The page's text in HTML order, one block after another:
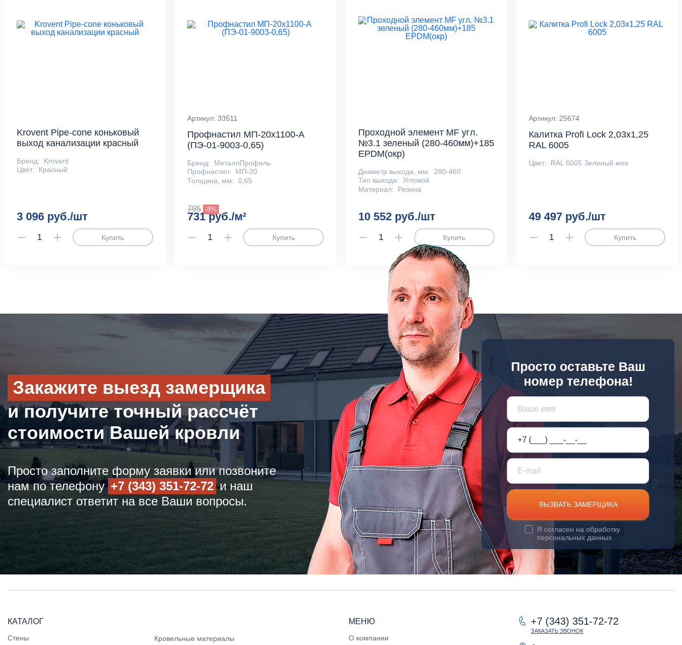
Krovent Pipe-cone коньковый
выход канализации красный
Бренд:
Krovent
Цвет:
Красный
3 096 руб./шт
Купить
Артикул: 33511
Профнастил МП-20x1100-A
(ПЭ-01-9003-0,65)
Бренд:
МеталлПрофиль
Профнастил:
МП-20
Толщина, мм: 0,65
795 -8%
731 руб./м²
Купить
Проходной элемент MF угл.
№3.1 зеленый (280-460мм)+185
EPDM(окр)
Диаметр выхода, мм:
280-460
Тип выхода: Угловой
Материал:
Резина
10 552 руб./шт
Купить
Артикул: 25674
Калитка Profi Lock 2,03х1,25
RAL 6005
Цвет: RAL 6005 Зеленый мох
49 497 руб./шт
Купить
Закажите выезд замерщика
и получите точный рассчёт
стоимости Вашей кровли
Просто заполните форму заявки или позвоните
нам по телефону +7 (343) 351-72-72и наш
специалист ответит на все Ваши вопросы.
Просто оставьте Ваш
номер телефона!
ВЫЗВАТЬ ЗАМЕРЩИКА
Я согласен на обработку
персональных данных
КАТАЛОГ
Стены Кровельные материалы
МЕНЮ
О компании
+7 (343) 351-72-72
ЗАКАЗАТЬ ЗВОНОК